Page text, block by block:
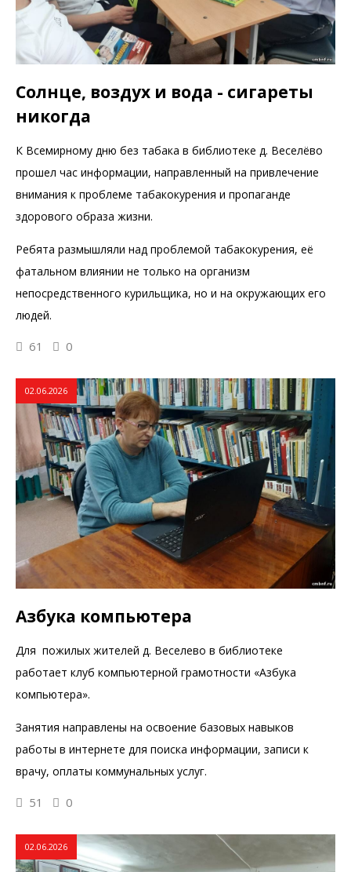
Солнце, воздух и вода - сигареты
никогда
К Всемирному дню без табака в библиотеке д. Веселёво
прошел час информации, направленный на привлечение
внимания к проблеме табакокурения и пропаганде
здорового образа жизни.
Ребята размышляли над проблемой табакокурения, её
фатальном влиянии не только на организм
непосредственного курильщика, но и на окружающих его
людей.
61 0
02.06.2026
Азбука компьютера
Для пожилых жителей д. Веселево в библиотеке
работает клуб компьютерной грамотности «Азбука
компьютера».
Занятия направлены на освоение базовых навыков
работы в интернете для поиска информации, записи к
врачу, оплаты коммунальных услуг.
51 0
02.06.2026